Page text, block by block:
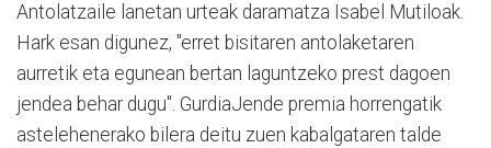
Antolatzaile lanetan urteak daramatza Isabel Mutiloak.
Hark esan digunez, "erret bisitaren antolaketaren
aurretik eta egunean bertan laguntzeko prest dagoen
jendea behar dugu". GurdiaJende premia horrengatik
astelehenerako bilera deitu zuen kabalgataren talde